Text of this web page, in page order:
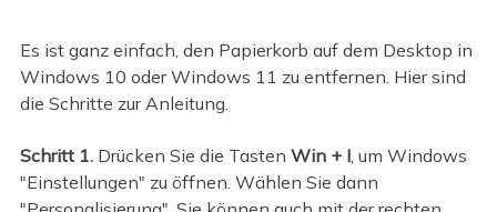
Es ist ganz einfach, den Papierkorb auf dem Desktop in
Windows 10 oder Windows 11 zu entfernen. Hier sind
die Schritte zur Anleitung.
Schritt 1. Drücken Sie die Tasten Win + I, um Windows
"Einstellungen" zu öffnen. Wählen Sie dann